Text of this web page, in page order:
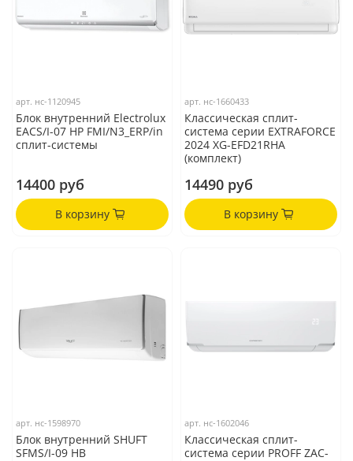
арт. нс-1120945
Блок внутренний Electrolux
EACS/I-07 HP FMI/N3_ERP/in
сплит-системы
14400 руб
В корзину
арт. нс-1660433
Классическая сплит-
система серии EXTRAFORCE
2024 XG-EFD21RHA
(комплект)
14490 руб
В корзину
арт. нс-1598970
Блок внутренний SHUFT
SFMS/I-09 HB
арт. нс-1602046
Классическая сплит-
система серии PROFF ZAC-